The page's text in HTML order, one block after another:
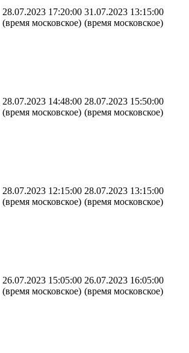
28.07.2023 17:20:00
(время московское)
31.07.2023 13:15:00
(время московское)
28.07.2023 14:48:00
(время московское)
28.07.2023 15:50:00
(время московское)
28.07.2023 12:15:00
(время московское)
28.07.2023 13:15:00
(время московское)
26.07.2023 15:05:00
(время московское)
26.07.2023 16:05:00
(время московское)